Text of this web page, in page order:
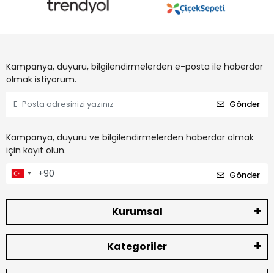
Kampanya, duyuru, bilgilendirmelerden e-posta ile haberdar
olmak istiyorum.
Gönder
Kampanya, duyuru ve bilgilendirmelerden haberdar olmak
için kayıt olun.
Gönder
Kurumsal
Kategoriler